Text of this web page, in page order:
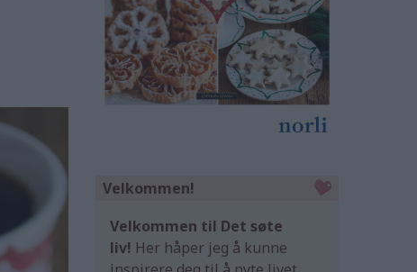
Velkommen!
Velkommen til Det søte
liv! Her håper jeg å kunne